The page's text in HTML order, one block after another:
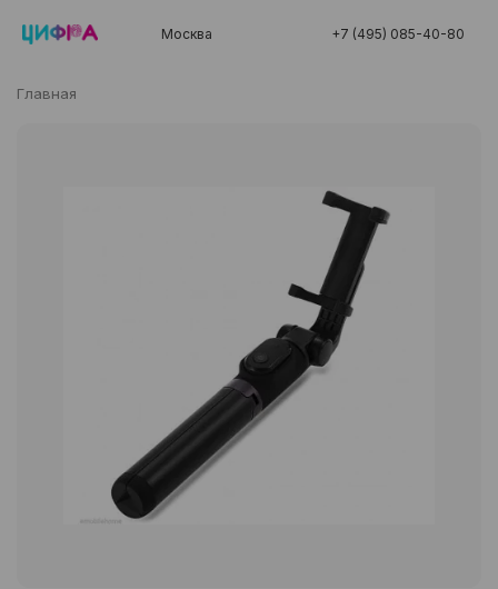
Москва +7 (495) 085-40-80
Главная